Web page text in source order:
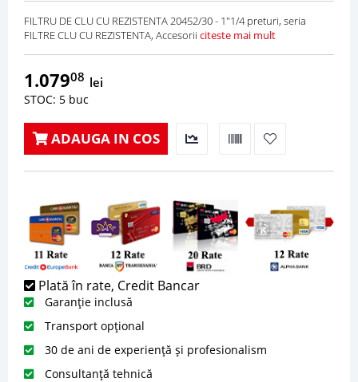
FILTRU DE CLU CU REZISTENTA 20452/30 - 1"1/4 preturi, seria
FILTRE CLU CU REZISTENTA, Accesorii citeste mai mult
1.07908 lei
STOC: 5 buc
ADAUGA IN COS
Plată în rate, Credit Bancar
Garanție inclusă
Transport opțional
30 de ani de experiență și profesionalism
Consultanță tehnică